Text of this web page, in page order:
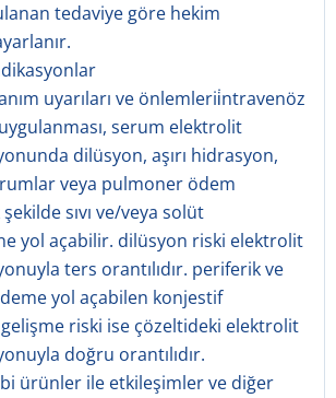
tedaviye göre hekim
uyarıları ve önlemlerii̇ntravenöz
serum elektrolit
dilüsyon, aşırı hidrasyon,
veya pulmoner ödem
sıvı ve/veya solüt
yol açabilir. dilüsyon riski elektrolit
ters orantılıdır. periferik ve
yol açabilen konjestif
riski ise çözeltideki elektrolit
doğru orantılıdır.
ürünler ile etkileşimler ve diğer